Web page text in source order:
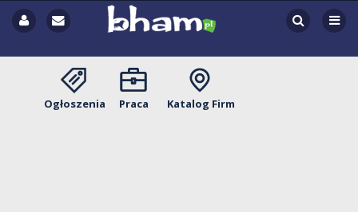
Ogłoszenia Praca Katalog Firm